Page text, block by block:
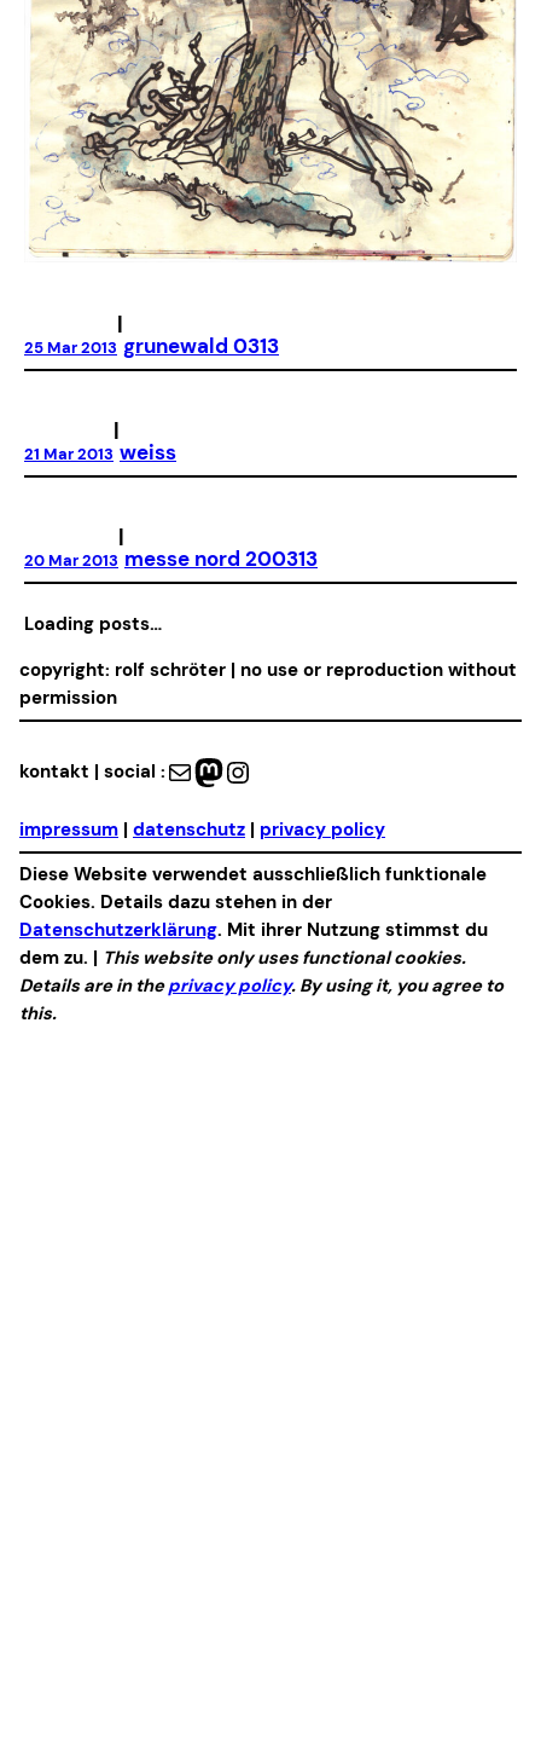
25 Mar 2013
|
grunewald 0313
21 Mar 2013
|
weiss
20 Mar 2013
|
messe nord 200313
Loading posts…
copyright: rolf schröter | no use or reproduction without
permission
kontakt | social : Mail Mastodon Instagram
impressum | datenschutz | privacy policy
Diese Website verwendet ausschließlich funktionale
Cookies. Details dazu stehen in der
Datenschutzerklärung. Mit ihrer Nutzung stimmst du
dem zu. | This website only uses functional cookies.
Details are in theprivacy policy. By using it, you agree to
this.